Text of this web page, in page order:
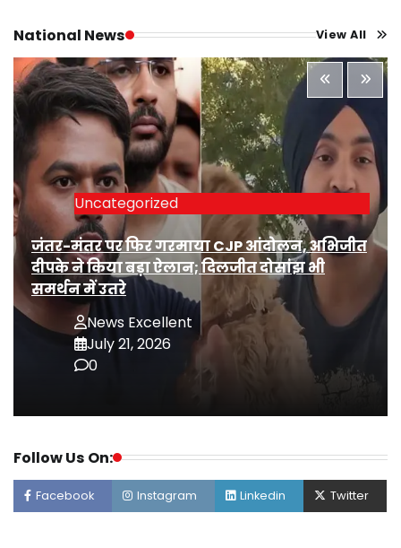
National News View All
Uncategorized
जंतर-मंतर पर फिर गरमाया CJP आंदोलन, अभिजीत
दीपके ने किया बड़ा ऐलान; दिलजीत दोसांझ भी
समर्थन में उतरे
News Excellent
July 21, 2026
0
Follow Us On:
Facebook Instagram Linkedin Twitter